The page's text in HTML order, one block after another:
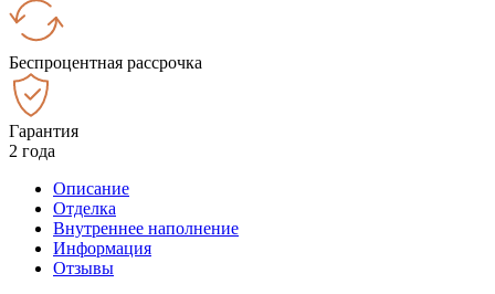
Беспроцентная рассрочка
Гарантия
2 года
Описание
Отделка
Внутреннее наполнение
Информация
Отзывы